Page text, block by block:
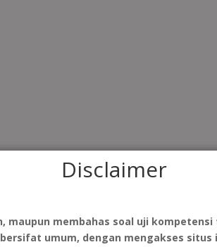
Disclaimer
maupun membahas soal uji
umum, dengan mengakses